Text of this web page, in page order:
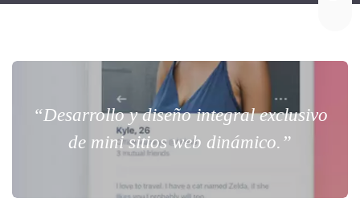
“Desarrollo y diseño integral exclusivo
de mini sitios web dinámico.”